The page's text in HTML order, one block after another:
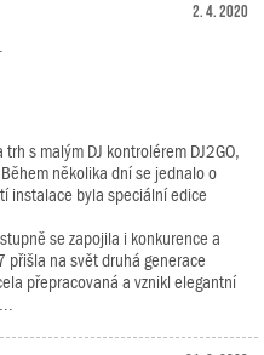
2. 4. 2020
s malým DJ kontrolérem DJ2GO,
několika dní se jednalo o
instalace byla speciální edice
se zapojila i konkurence a
přišla na svět druhá generace
přepracovaná a vznikl elegantní